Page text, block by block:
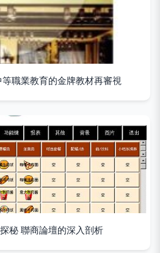
等職業教育的金牌教材再審視
秘 聯商論壇的深入剖析